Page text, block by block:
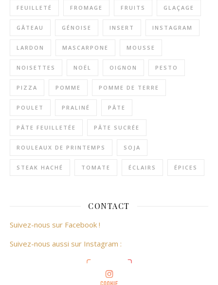
FEUILLETÉ FROMAGE FRUITS GLAÇAGE
GÂTEAU GÉNOISE INSERT INSTAGRAM
LARDON MASCARPONE MOUSSE
NOISETTES NOËL OIGNON PESTO
PIZZA POMME POMME DE TERRE
POULET PRALINÉ PÂTE
PÂTE FEUILLETÉE PÂTE SUCRÉE
ROULEAUX DE PRINTEMPS SOJA
STEAK HACHÉ TOMATE ÉCLAIRS ÉPICES
CONTACT
Suivez-nous sur Facebook !
Suivez-nous aussi sur Instagram :